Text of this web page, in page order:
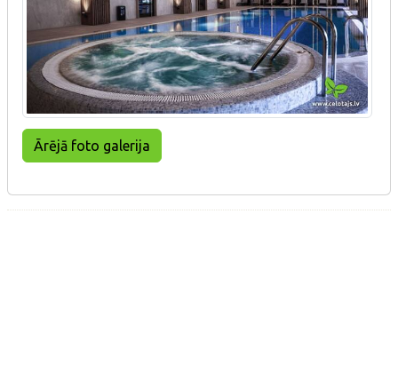
Ārējā foto galerija